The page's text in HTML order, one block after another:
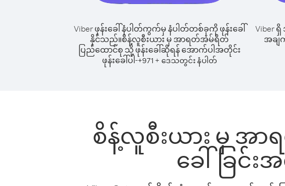
Viber ဖုန်းခေါ်နံပါတ်ကွက်မှ နံပါတ်တစ်ခုကို ဖုန်းခေါ်
နိုင်သည်။စိန့်လူစီးယား မှ အာရတ်အဲမ်ရိတ်
ပြည်ထောင်စု သို့ ဖုန်းခေါ်ဆိုရန် အောက်ပါအတိုင်း
ဖုန်းခေါ်ပါ-+971+ ဒေသတွင်း နံပါတ်
Viber
အချ
စိန့်လူစီးယား မှ အ
ခေါ်ခြင်း